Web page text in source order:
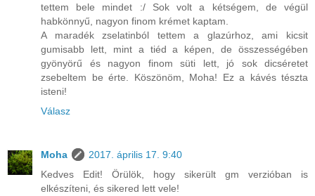
tettem bele mindet :/ Sok volt a kétségem, de végül
habkönnyű, nagyon finom krémet kaptam.
A maradék zselatinból tettem a glazúrhoz, ami kicsit
gumisabb lett, mint a tiéd a képen, de összességében
gyönyörű és nagyon finom süti lett, jó sok dicséretet
zsebeltem be érte. Köszönöm, Moha! Ez a kávés tészta
isteni!
Válasz
Moha
2017. április 17. 9:40
Kedves Edit! Örülök, hogy sikerült gm verzióban is
elkészíteni, és sikered lett vele!